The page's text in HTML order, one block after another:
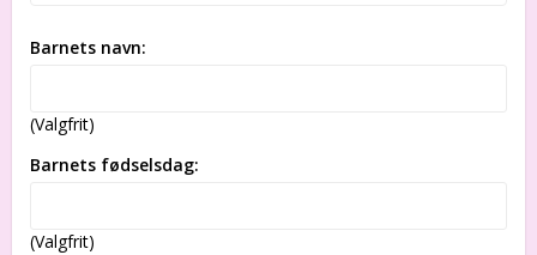
Barnets navn:
(Valgfrit)
Barnets fødselsdag:
(Valgfrit)